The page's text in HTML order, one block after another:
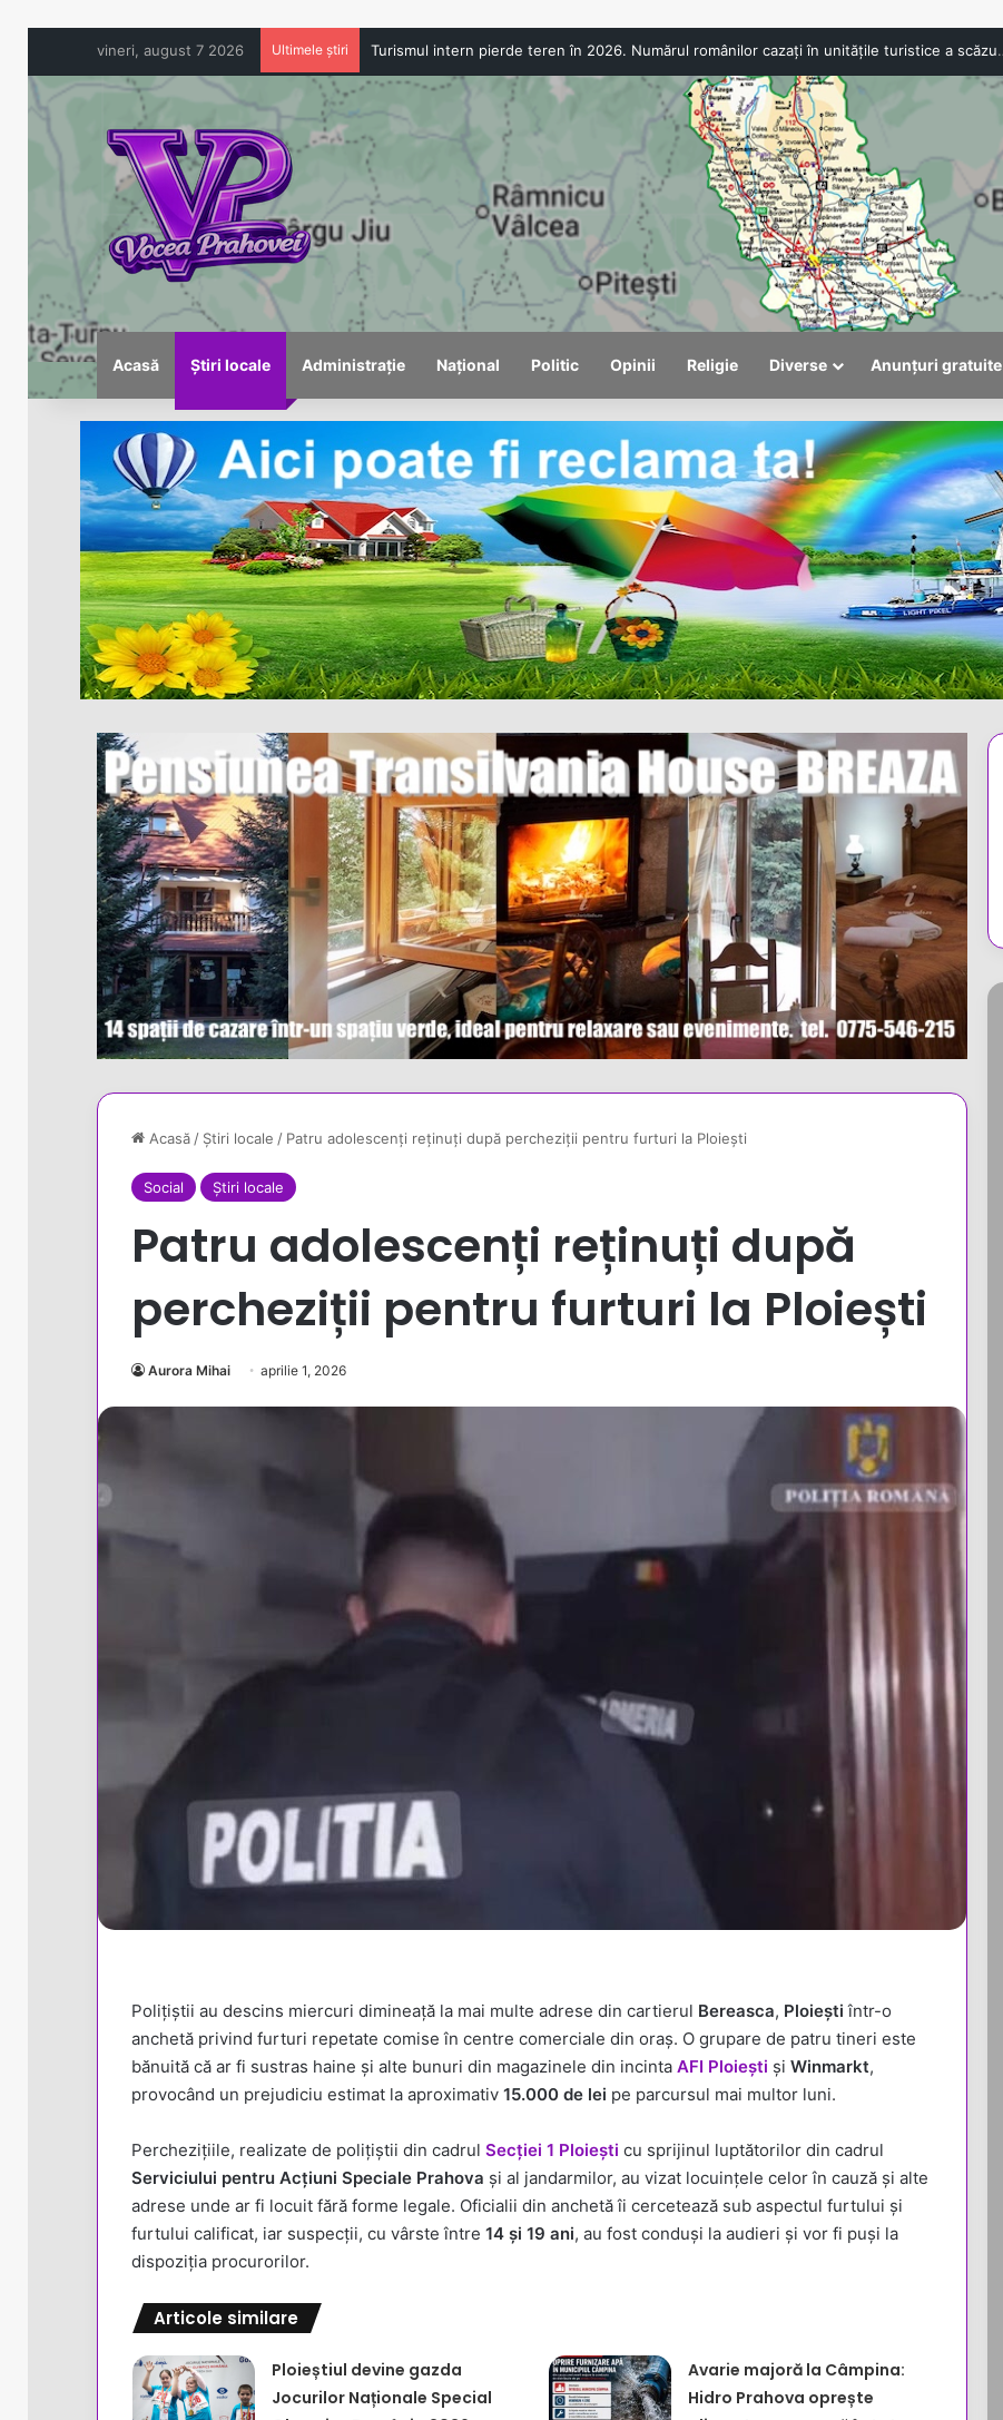
vineri, august 7 2026 Ultimele știri ANPC a aplicat amenzi de peste 300.000 de lei la Bâlea Lac. Produse expirate și nereguli grave descoperite la comercianți
Acasă Știri locale Administrație Național Politic Opinii Religie Diverse Anunțuri gratuite
Acasă/ Știri locale / Patru adolescenți reținuți după percheziții pentru furturi la Ploiești
Social Știri locale
Patru adolescenți reținuți după
percheziții pentru furturi la Ploiești
Aurora Mihai aprilie 1, 2026
Polițiștii au descins miercuri dimineață la mai multe adrese din cartierul Bereasca, Ploiești într-o
anchetă privind furturi repetate comise în centre comerciale din oraș. O grupare de patru tineri este
bănuită că ar fi sustras haine și alte bunuri din magazinele din incinta AFI Ploiești și Winmarkt,
provocând un prejudiciu estimat la aproximativ 15.000 de lei pe parcursul mai multor luni.
Perchezițiile, realizate de polițiștii din cadrul Secției 1 Ploiești cu sprijinul luptătorilor din cadrul
Serviciului pentru Acțiuni Speciale Prahova și al jandarmilor, au vizat locuințele celor în cauză și alte
adrese unde ar fi locuit fără forme legale. Oficialii din anchetă îi cercetează sub aspectul furtului și
furtului calificat, iar suspecții, cu vârste între 14 și 19 ani, au fost conduși la audieri și vor fi puși la
dispoziția procurorilor.
Articole similare
Ploieștiul devine gazda
Jocurilor Naționale Special
Avarie majoră la Câmpina:
Hidro Prahova oprește